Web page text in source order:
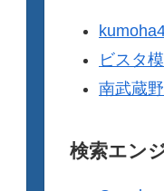
ビスタ
南武蔵
検索エン